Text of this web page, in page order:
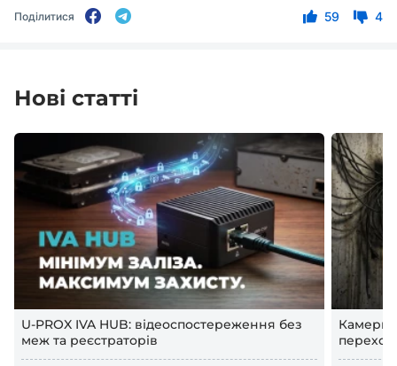
Поділитися 59 4
Нові статті
U-PROX IVA HUB: відеоспостереження без
меж та реєстраторів
Камери